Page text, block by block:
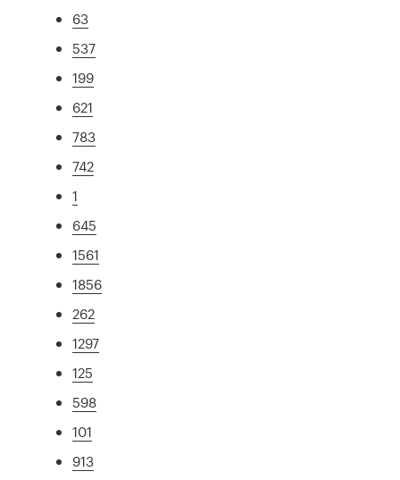
63
537
199
621
783
742
1
645
1561
1856
262
1297
125
598
101
913